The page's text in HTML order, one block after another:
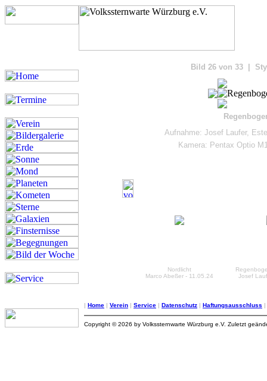
Bild 26 von 33 |
Aufnahme: Josef Laufer,
Kamera: Pentax Optio
Nordlicht
Marco Abeßer - 11.05.24
Josef
| Home | Verein | Service | Datenschutz | Haftungsausschluss |
Copyright © 2026 by Volkssternwarte Würzburg e.V. Zuletzt